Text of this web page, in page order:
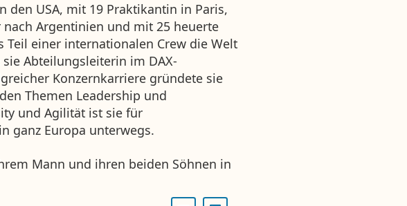
den USA, mit 19 Praktikantin in Paris,
Argentinien und mit 25 heuerte
Teil einer internationalen Crew die Welt
Abteilungsleiterin im DAX-
Konzernkarriere gründete sie
Themen Leadership und
und Agilität ist sie für
ganz Europa unterwegs.
Mann und ihren beiden Söhnen in